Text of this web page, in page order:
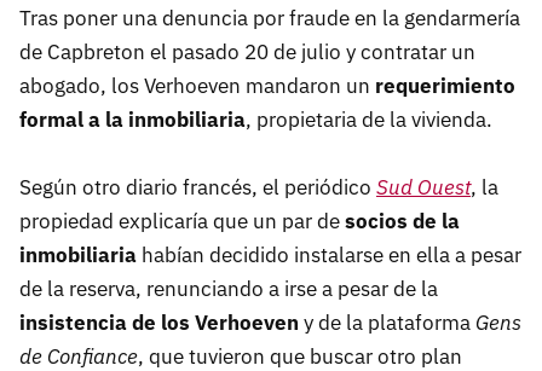
Tras poner una denuncia por fraude en la gendarmería
de Capbreton el pasado 20 de julio y contratar un
abogado, los Verhoeven mandaron un requerimiento
formal a la inmobiliaria, propietaria de la vivienda.
Según otro diario francés, el periódico Sud Ouest, la
propiedad explicaría que un par desocios de la
inmobiliaria habían decidido instalarse en ella a pesar
de la reserva, renunciando a irse a pesar de la
insistencia de los Verhoeven y de la plataforma Gens
de Confiance, que tuvieron que buscar otro plan